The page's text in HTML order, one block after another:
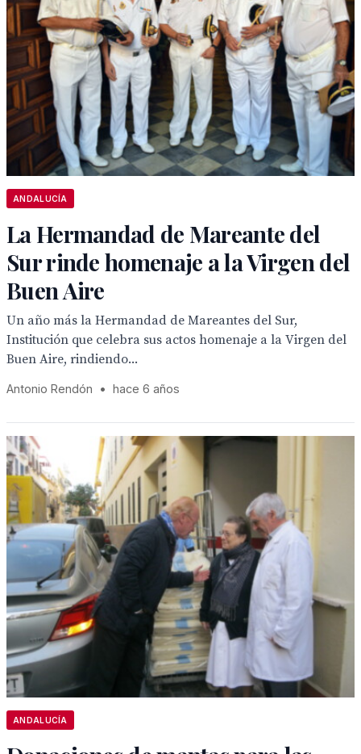
ANDALUCÍA
La Hermandad de Mareante del
Sur rinde homenaje a la Virgen del
Buen Aire
Un año más la Hermandad de Mareantes del Sur,
Institución que celebra sus actos homenaje a la Virgen del
Buen Aire, rindiendo...
Antonio Rendón • hace 6 años
ANDALUCÍA